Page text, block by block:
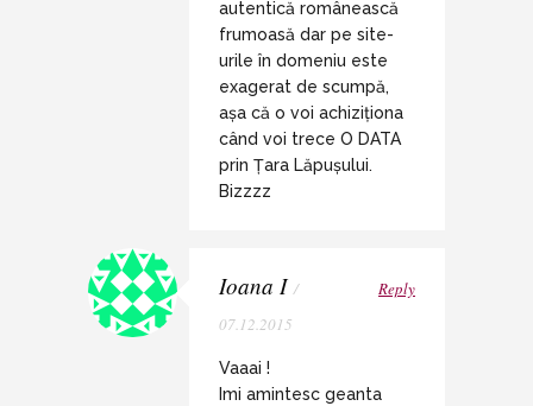
autentică românească
frumoasă dar pe site-
urile în domeniu este
exagerat de scumpă,
așa că o voi achiziționa
când voi trece O DATA
prin Țara Lăpușului.
Bizzzz
Ioana I /
07.12.2015
Reply
Vaaai !
Imi amintesc geanta